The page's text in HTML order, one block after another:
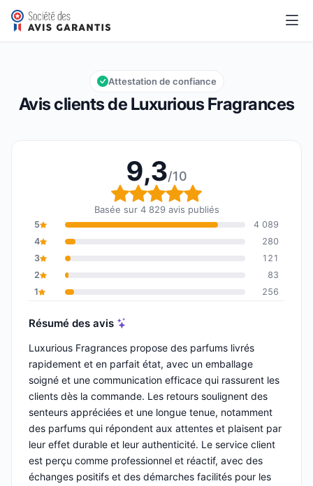
Luxurious Fragrances
Note globale : 9,3 sur 10
9,3/10
Avis clients de Luxurious Fragrances
Attestation de confiance
9,3/10
Note globale : 9,3 sur
Basée sur 4 829 avis publiés
5
4 089
4
280
3
121
2
83
1
256
Résumé des avis
Luxurious Fragrances propose des parfums livrés
rapidement et en parfait état, avec un emballage
soigné et une communication efficace qui rassurent les
clients dès la commande. Les retours soulignent des
senteurs appréciées et une longue tenue, notamment
des parfums qui répondent aux attentes et plaisent par
leur effet durable et leur authenticité. Le service client
est perçu comme professionnel et réactif, avec des
échanges positifs et des démarches facilités pour les